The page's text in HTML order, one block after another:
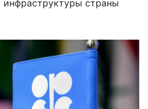
инфраструктуры страны